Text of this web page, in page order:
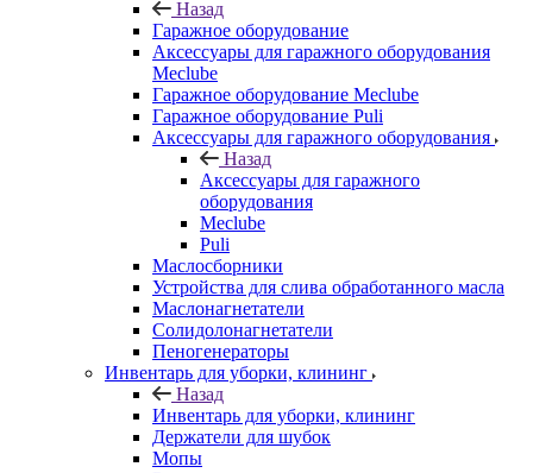
Назад
Гаражное оборудование
Аксессуары для гаражного оборудования
Meclube
Гаражное оборудование Meclube
Гаражное оборудование Puli
Аксессуары для гаражного оборудования
Назад
Аксессуары для гаражного
оборудования
Meclube
Puli
Маслосборники
Устройства для слива обработанного масла
Маслонагнетатели
Солидолонагнетатели
Пеногенераторы
Инвентарь для уборки, клининг
Назад
Инвентарь для уборки, клининг
Держатели для шубок
Мопы